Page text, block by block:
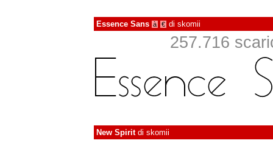
Essence Sans à € di skomii
257.716
New Spiritdi skomii